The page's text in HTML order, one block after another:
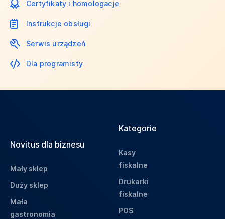
Certyfikaty i homologacje
Instrukcje obsługi
Serwis urządzeń
Dla programisty
Novitus dla biznesu
Mały sklep
Duży sklep
Mała
gastronomia
Kategorie
Kasy
fiskalne
Drukarki
fiskalne
POS